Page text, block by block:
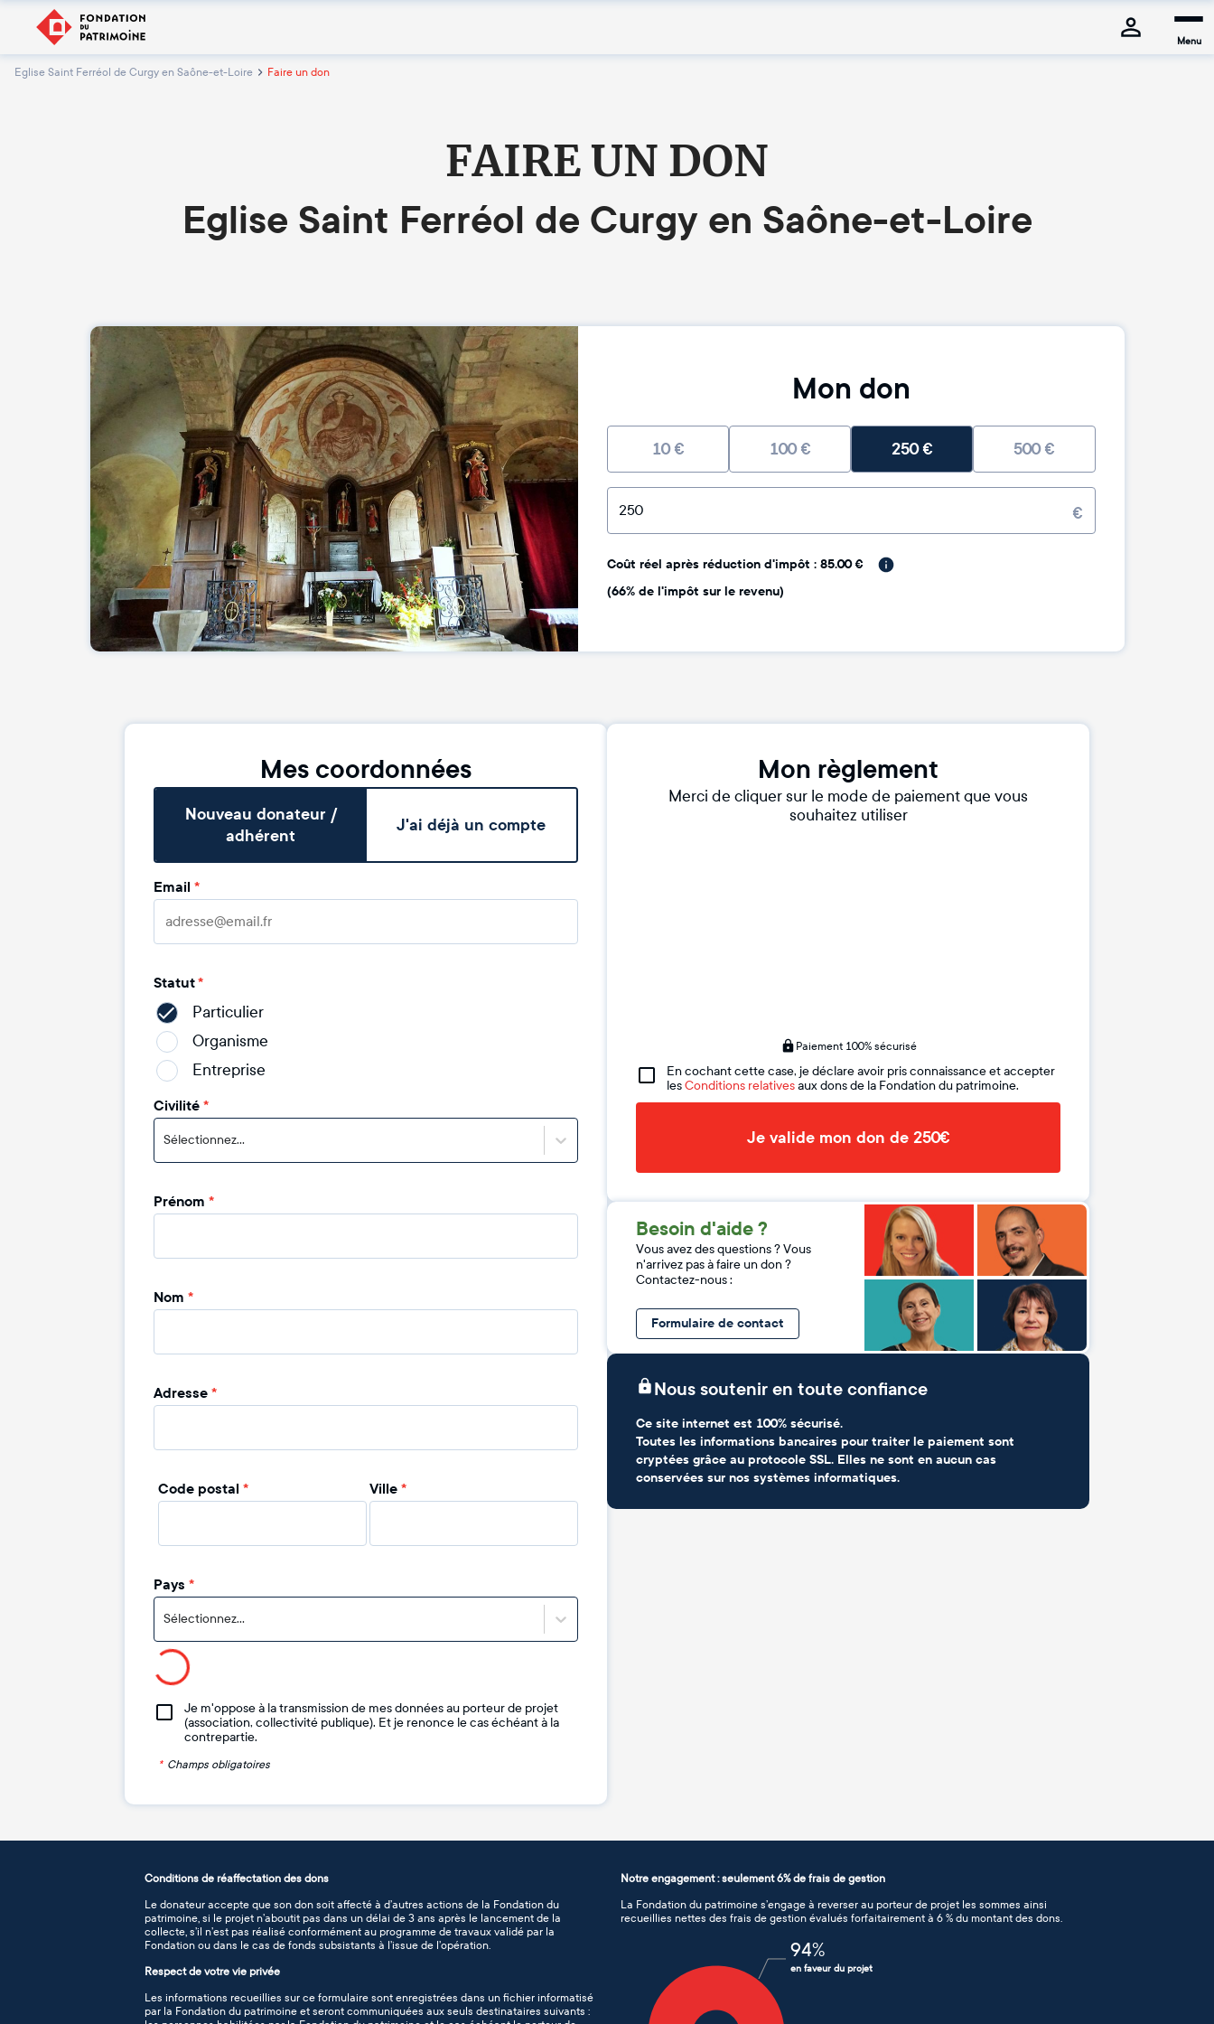
Menu
Eglise Saint Ferréol de Curgy en Saône-et-Loire Faire un don
FAIRE UN DON
Eglise Saint Ferréol de Curgy en Saône-et-Loire
Mon don
10€ 100€ 250€ 500€
€
Coût réel après réduction d'impôt : 85.00 €
(66% de l'impôt sur le revenu)
Mes coordonnées
Nouveau donateur /
adhérent
J'ai déjà un compte
Email *
Statut*
Particulier
Organisme
Entreprise
Civilité*
Sélectionnez...
Prénom *
Nom *
Adresse*
Code postal * Ville*
Pays *
Sélectionnez...
Je m'oppose à la transmission de mes données au porteur de projet
(association, collectivité publique). Et je renonce le cas échéant à la
contrepartie.
* Champs obligatoires
Mon règlement
Merci de cliquer sur le mode de paiement que vous
souhaitez utiliser
Paiement 100% sécurisé
En cochant cette case, je déclare avoir pris connaissance et accepter
lesConditions relativesaux dons de la Fondation du patrimoine.
Je valide mon don de 250€
Besoin d'aide ?
Vous avez des questions ? Vous
n'arrivez pas à faire un don ?
Contactez-nous :
Formulaire de contact
Nous soutenir en toute confiance
Ce site internet est 100% sécurisé.
Toutes les informations bancaires pour traiter le paiement sont
cryptées grâce au protocole SSL. Elles ne sont en aucun cas
conservées sur nos systèmes informatiques.
Conditions de réaffectation des dons
Le donateur accepte que son don soit affecté à d’autres actions de la Fondation du
patrimoine, si le projet n’aboutit pas dans un délai de 3 ans après le lancement de la
collecte, s’il n’est pas réalisé conformément au programme de travaux validé par la
Fondation ou dans le cas de fonds subsistants à l’issue de l’opération.
Respect de votre vie privée
Les informations recueillies sur ce formulaire sont enregistrées dans un fichier informatisé
par la Fondation du patrimoine et seront communiquées aux seuls destinataires suivants :
Notre engagement : seulement 6% de frais de gestion
La Fondation du patrimoine s’engage à reverser au porteur de projet les sommes ainsi
recueillies nettes des frais de gestion évalués forfaitairement à 6 % du montant des dons.
94%
en faveur du projet